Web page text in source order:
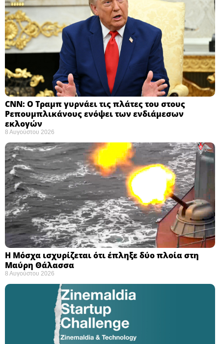
CNN: Ο Τραμπ γυρνάει τις πλάτες του στους
Ρεπουμπλικάνους ενόψει των ενδιάμεσων
εκλογών ​
8 Αυγούστου 2026
Η Μόσχα ισχυρίζεται ότι έπληξε δύο πλοία στη
Μαύρη Θάλασσα ​
8 Αυγούστου 2026